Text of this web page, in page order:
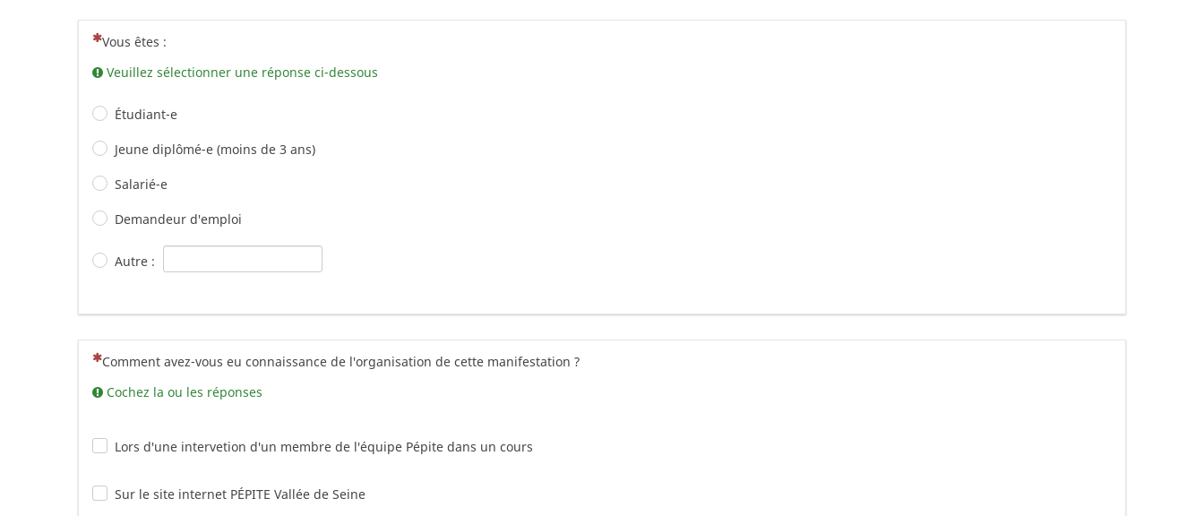
(Cette question est obligatoire)
Vous êtes :
Veuillez sélectionner une réponse ci-dessous
Étudiant-e
Jeune diplômé-e (moins de 3 ans)
Salarié-e
Demandeur d'emploi
Autre :
(Cette question est obligatoire)
Comment avez-vous eu connaissance de l'organisation de cette manifestation ?
Cochez la ou les réponses
Lors d'une intervetion d'un membre de l'équipe Pépite dans un cours
Sur le site internet PÉPITE Vallée de Seine